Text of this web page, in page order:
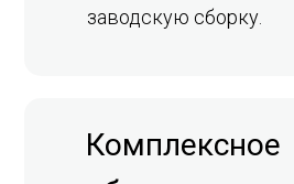
Комплексное
заводскую сборку.